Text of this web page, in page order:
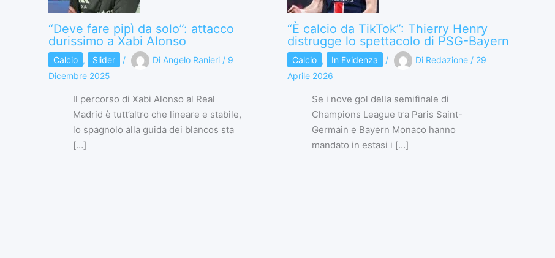
“Deve fare pipì da solo”: attacco
durissimo a Xabi Alonso
Calcio , Slider / Di Angelo Ranieri / 9
Dicembre 2025
Il percorso di Xabi Alonso al Real
Madrid è tutt’altro che lineare e stabile,
lo spagnolo alla guida dei blancos sta
[…]
“È calcio da TikTok”: Thierry Henry
distrugge lo spettacolo di PSG-Bayern
Calcio , In Evidenza / Di Redazione / 29
Aprile 2026
Se i nove gol della semifinale di
Champions League tra Paris Saint-
Germain e Bayern Monaco hanno
mandato in estasi i […]